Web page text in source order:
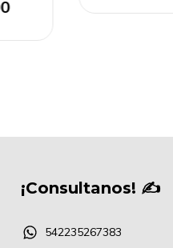
¡Consultanos! ✍
542235267383